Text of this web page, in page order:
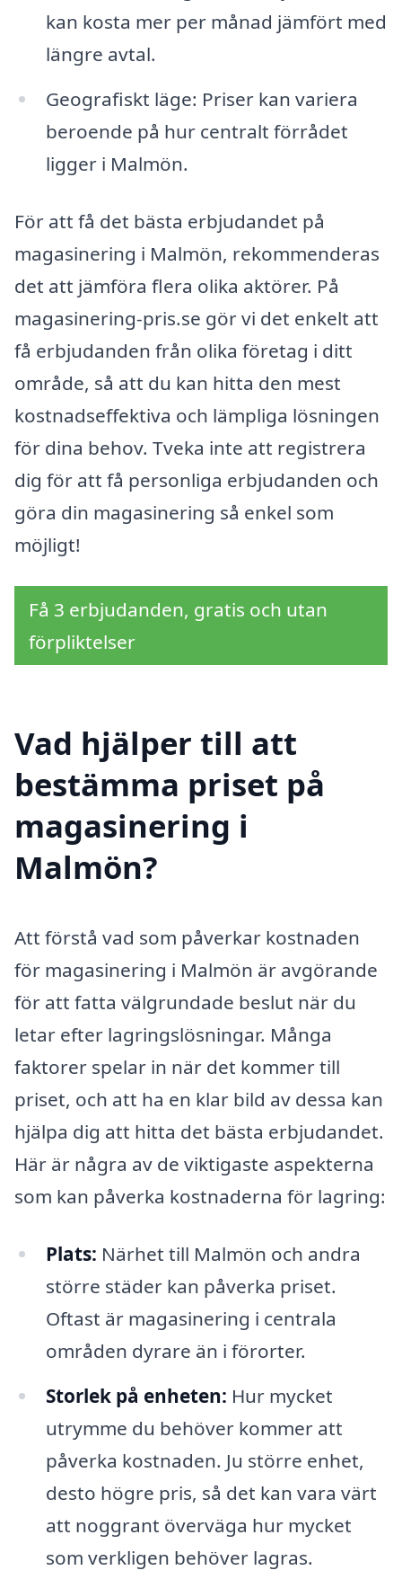
kan kosta mer per månad jämfört med
längre avtal.
Geografiskt läge: Priser kan variera
beroende på hur centralt förrådet
ligger i Malmön.
För att få det bästa erbjudandet på
magasinering i Malmön, rekommenderas
det att jämföra flera olika aktörer. På
magasinering-pris.se gör vi det enkelt att
få erbjudanden från olika företag i ditt
område, så att du kan hitta den mest
kostnadseffektiva och lämpliga lösningen
för dina behov. Tveka inte att registrera
dig för att få personliga erbjudanden och
göra din magasinering så enkel som
möjligt!
Få 3 erbjudanden, gratis och utan
förpliktelser
Vad hjälper till att
bestämma priset på
magasinering i
Malmön?
Att förstå vad som påverkar kostnaden
för magasinering i Malmön är avgörande
för att fatta välgrundade beslut när du
letar efter lagringslösningar. Många
faktorer spelar in när det kommer till
priset, och att ha en klar bild av dessa kan
hjälpa dig att hitta det bästa erbjudandet.
Här är några av de viktigaste aspekterna
som kan påverka kostnaderna för lagring:
Plats: Närhet till Malmön och andra
större städer kan påverka priset.
Oftast är magasinering i centrala
områden dyrare än i förorter.
Storlek på enheten: Hur mycket
utrymme du behöver kommer att
påverka kostnaden. Ju större enhet,
desto högre pris, så det kan vara värt
att noggrant överväga hur mycket
som verkligen behöver lagras.